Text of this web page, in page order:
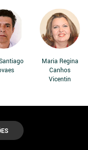
Maria Regina
Canhos
Vicentin